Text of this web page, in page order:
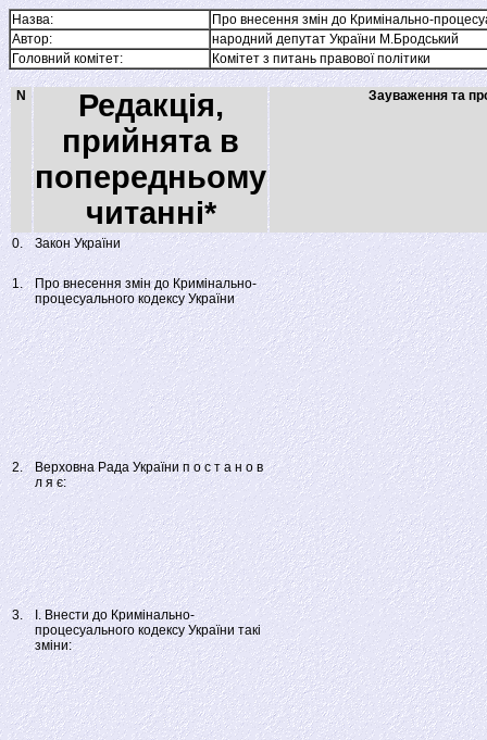
Назва:
Про внесення змін до Кримінально-
Автор:
народний депутат України М.Бродський
Головний комітет:
Комітет з питань правової політики
N
Редакція,
прийнята в
попередньому
читанні*
Зауваження та
0. Закон України
1.
Про внесення змін до Кримінально-
процесуального кодексу України
2.
Верховна Рада України п о с т а н о в
л я є:
3.
І. Внести до Кримінально-
процесуального кодексу України такі
зміни: